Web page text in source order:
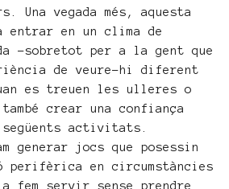
Una vegada més, aquesta
entrar en un clima de
-sobretot per a la gent que
de veure-hi diferent
es treuen les ulleres o
crear una confiança
activitats.
generar jocs que posessin
en circumstàncies
fem servir sense prendre